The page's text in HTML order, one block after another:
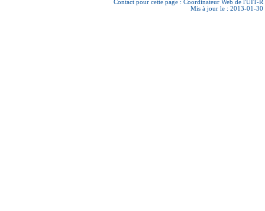
Contact pour cette page : Coordinateur Web de l'UIT-R
Mis à jour le : 2013-01-30